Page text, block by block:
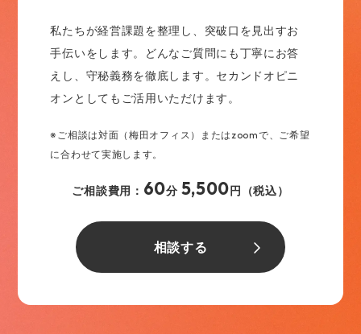
私たちが経営課題を整理し、突破口を見出すお
手伝いをします。どんなご質問にも丁寧にお答
えし、守秘義務を徹底します。セカンドオピニ
オンとしてもご活用いただけます。
※ご相談は対面（梅田オフィス）またはzoomで、ご希望
に合わせて実施します。
ご相談費用： 60分 5,500円（税込）
相談する